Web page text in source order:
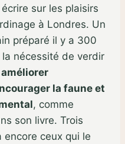
sur les plaisirs
à Londres. Un
préparé il y a 300
nécessité de verdir
améliorer
la faune et
, comme
son livre. Trois
encore ceux qui le